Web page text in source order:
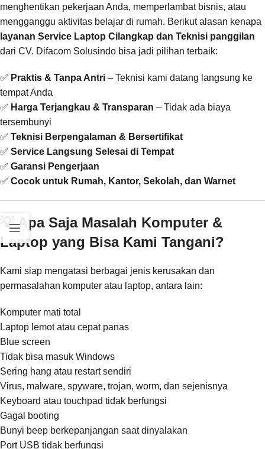
menghentikan pekerjaan Anda, memperlambat bisnis, atau
mengganggu aktivitas belajar di rumah. Berikut alasan kenapa
layanan Service Laptop Cilangkap dan Teknisi panggilan
dari CV. Difacom Solusindo bisa jadi pilihan terbaik:
✅ Praktis & Tanpa Antri – Teknisi kami datang langsung ke
tempat Anda
✅ Harga Terjangkau & Transparan – Tidak ada biaya
tersembunyi
✅ Teknisi Berpengalaman & Bersertifikat
✅ Service Langsung Selesai di Tempat
✅ Garansi Pengerjaan
✅ Cocok untuk Rumah, Kantor, Sekolah, dan Warnet
💡 Apa Saja Masalah Komputer &
Laptop yang Bisa Kami Tangani?
Kami siap mengatasi berbagai jenis kerusakan dan
permasalahan komputer atau laptop, antara lain:
Komputer mati total
Laptop lemot atau cepat panas
Blue screen
Tidak bisa masuk Windows
Sering hang atau restart sendiri
Virus, malware, spyware, trojan, worm, dan sejenisnya
Keyboard atau touchpad tidak berfungsi
Gagal booting
Bunyi beep berkepanjangan saat dinyalakan
Port USB tidak berfungsi